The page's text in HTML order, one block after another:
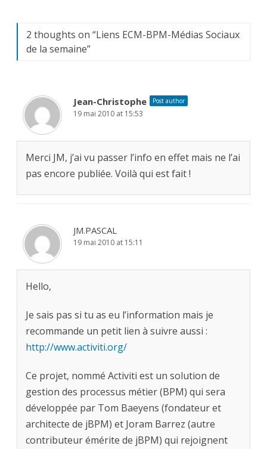
2 thoughts on “Liens ECM-BPM-Médias Sociaux
de la semaine”
Jean-Christophe Post author
19 mai 2010 at 15:53
Merci JM, j’ai vu passer l’info en effet mais ne l’ai
pas encore publiée. Voilà qui est fait !
JM.PASCAL
19 mai 2010 at 15:11
Hello,
Je sais pas si tu as eu l’information mais je
recommande un petit lien à suivre aussi :
http://www.activiti.org/
Ce projet, nommé Activiti est un solution de
gestion des processus métier (BPM) qui sera
développée par Tom Baeyens (fondateur et
architecte de jBPM) et Joram Barrez (autre
contributeur émérite de jBPM) qui rejoignent